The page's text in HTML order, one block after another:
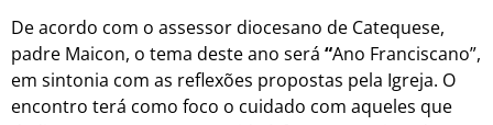
De acordo com o assessor diocesano de Catequese,
padre Maicon, o tema deste ano será “Ano Franciscano”,
em sintonia com as reflexões propostas pela Igreja. O
encontro terá como foco o cuidado com aqueles que